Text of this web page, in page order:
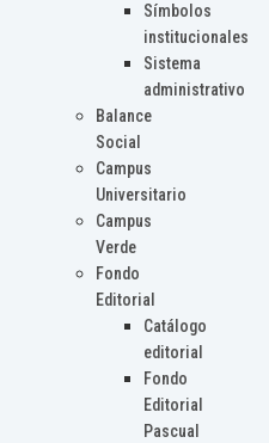
Símbolos
institucionales
Sistema
administrativo
Balance
Social
Campus
Universitario
Campus
Verde
Fondo
Editorial
Catálogo
editorial
Fondo
Editorial
Pascual